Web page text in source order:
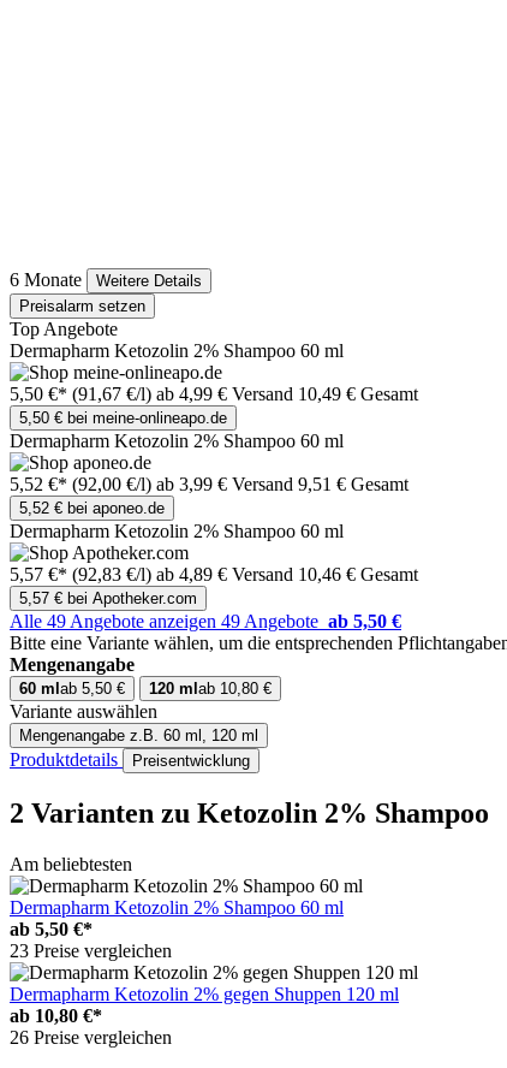
6 Monate
Weitere Details
Preisalarm setzen
Top Angebote
Dermapharm Ketozolin 2% Shampoo 60 ml
5,50 €* (91,67 €/l) ab 4,99 € Versand 10,49 € Gesamt
5,50 € bei meine-onlineapo.de
Dermapharm Ketozolin 2% Shampoo 60 ml
5,52 €* (92,00 €/l) ab 3,99 € Versand 9,51 € Gesamt
5,52 € bei aponeo.de
Dermapharm Ketozolin 2% Shampoo 60 ml
5,57 €* (92,83 €/l) ab 4,89 € Versand 10,46 € Gesamt
5,57 € bei Apotheker.com
Alle 49 Angebote anzeigen 49 Angebote ab 5,50 €
Bitte eine Variante wählen, um die entsprechenden
Mengenangabe
60 ml ab 5,50 € 120 ml ab 10,80 €
Variante auswählen
Mengenangabe z.B. 60 ml, 120 ml
Produktdetails Preisentwicklung
2 Varianten zu Ketozolin 2% Shampoo
Am beliebtesten
Dermapharm Ketozolin 2% Shampoo 60 ml
ab 5,50 €*
23 Preise vergleichen
Dermapharm Ketozolin 2% gegen Shuppen 120 ml
ab 10,80 €*
26 Preise vergleichen